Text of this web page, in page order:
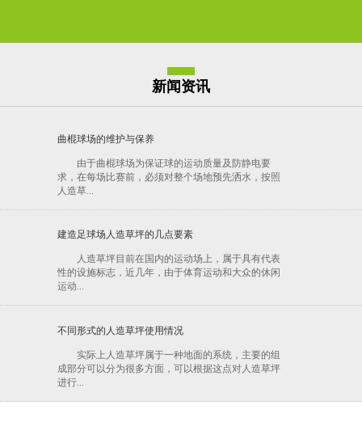
新闻资讯
曲棍球场的维护与保养
由于曲棍球场为保证球的运动质量及防静电要
求，在每场比赛前，必须对整个场地预先洒水，按照
人造草...
建造足球场人造草坪的几点要素
人造草坪目前在国内的运动场上，属于具有代表
性的设施标志，近几年，由于体育运动和大众的休闲
运动...
不同形式的人造草坪使用情况
实际上人造草坪属于一种地面的系统，主要的组
成部分可以分为很多方面，可以根据这点对人造草坪
进行...